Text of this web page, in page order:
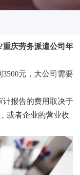
重庆劳务派遣公司年
元，大公司需要
报告的费用取决于
或者企业的营业收